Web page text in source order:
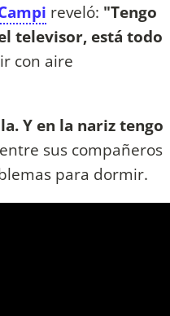
reveló: "Tengo
televisor, está todo
con aire
Y en la nariz tengo
sus compañeros
para dormir.